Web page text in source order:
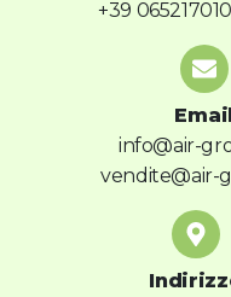
+39
Email
info@air-
vendite@air-